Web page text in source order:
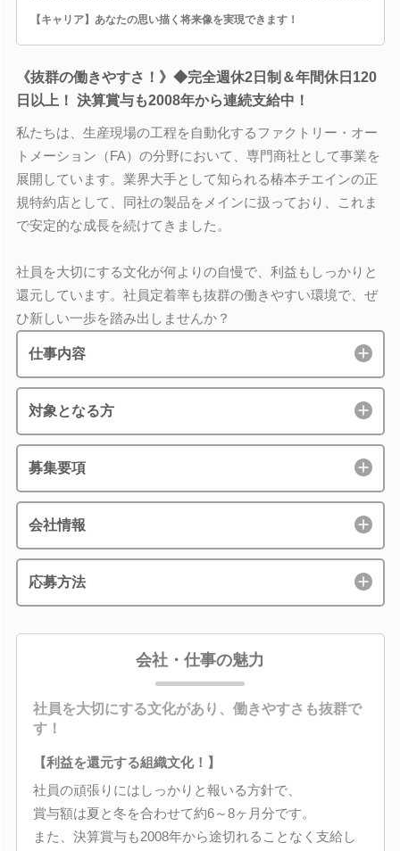
【キャリア】あなたの思い描く将来像を実現できます！
《抜群の働きやすさ！》◆完全週休2日制＆年間休日120
日以上！ 決算賞与も2008年から連続支給中！
私たちは、生産現場の工程を自動化するファクトリー・オー
トメーション（FA）の分野において、専門商社として事業を
展開しています。業界大手として知られる椿本チエインの正
規特約店として、同社の製品をメインに扱っており、これま
で安定的な成長を続けてきました。
社員を大切にする文化が何よりの自慢で、利益もしっかりと
還元しています。社員定着率も抜群の働きやすい環境で、ぜ
ひ新しい一歩を踏み出しませんか？
仕事内容
対象となる方
募集要項
会社情報
応募方法
会社・仕事の魅力
社員を大切にする文化があり、働きやすさも抜群で
す！
【利益を還元する組織文化！】
社員の頑張りにはしっかりと報いる方針で、
賞与額は夏と冬を合わせて約6～8ヶ月分です。
また、決算賞与も2008年から途切れることなく支給し